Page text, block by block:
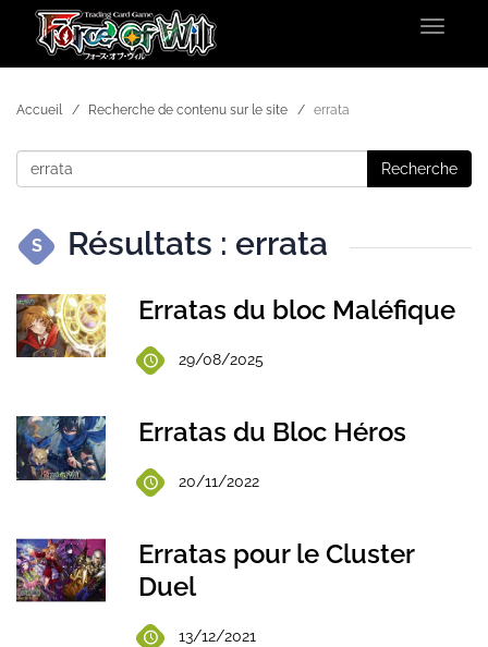
Toggle
Accueil Recherche de contenu sur le site errata
Recherche
S Résultats : errata
Erratas du bloc Maléfique
29/08/2025
Erratas du Bloc Héros
20/11/2022
Erratas pour le Cluster
Duel
13/12/2021